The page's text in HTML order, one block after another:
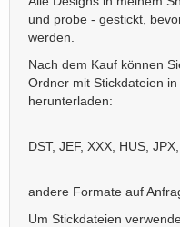
und probe - gestickt,
werden.
Nach dem Kauf können
Ordner mit Stickdateien
herunterladen:
DST, JEF, XXX, HUS,
andere Formate auf
Um Stickdateien